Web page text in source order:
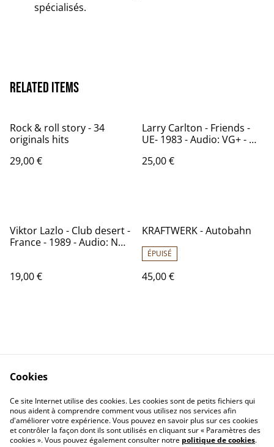
spécialisés.
Related items
Rock & roll story - 34
originals hits
29,00 €
Larry Carlton - Friends -
UE- 1983 - Audio: VG+ - WB
25,00 €
Viktor Lazlo - Club desert -
France - 1989 - Audio: NM -
19,00 €
KRAFTWERK - Autobahn
ÉPUISÉ
45,00 €
Politique de
confidentialité
Politique de cookies
Calendrier:
Brocantes,Bourse...
Cookies
Ce site Internet utilise des cookies. Les cookies sont de petits fichiers qui
nous aident à comprendre comment vous utilisez nos services afin
d'améliorer votre expérience. Vous pouvez en savoir plus sur ces cookies
et contrôler la façon dont ils sont utilisés en cliquant sur « Paramètres des
cookies ». Vous pouvez également consulter notre politique de cookies.